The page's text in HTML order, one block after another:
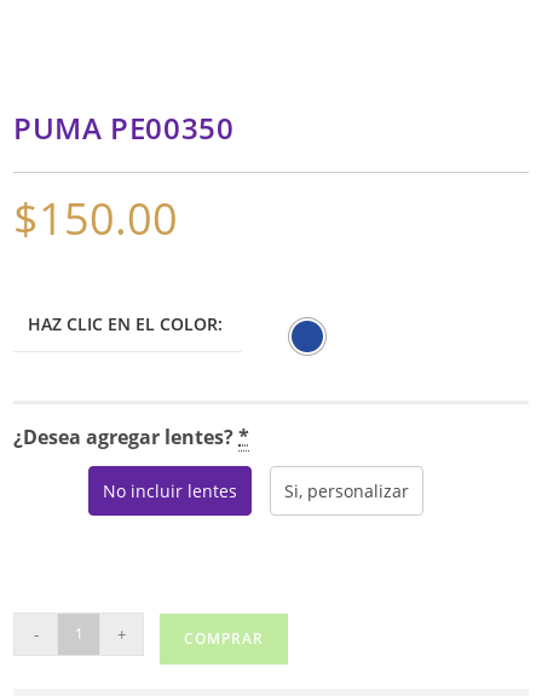
PUMA PE00350
$150.00
HAZ CLIC EN EL COLOR:
¿Desea agregar lentes?*
No incluir lentes Si, personalizar
PE00350
- + COMPRAR